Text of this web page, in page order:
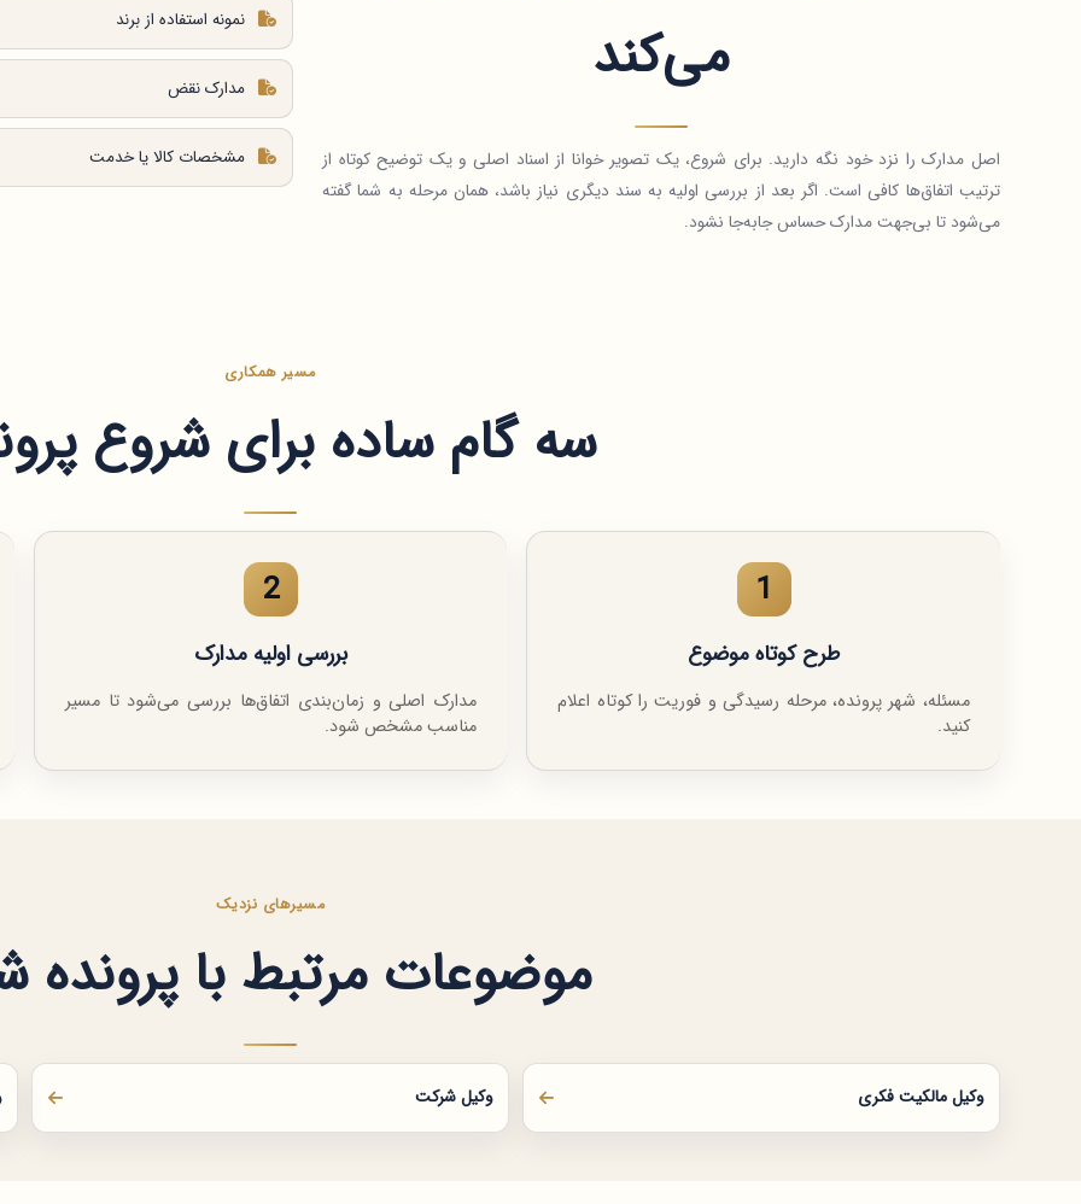
می‌کند
اصل مدارک را نزد خود نگه دارید. برای شروع، یک تصویر خوانا از اسناد اصلی و یک توضیح کوتاه از
ترتیب اتفاق‌ها کافی است. اگر بعد از بررسی اولیه به سند دیگری نیاز باشد، همان مرحله به شما گفته
می‌شود تا بی‌جهت مدارک حساس جابه‌جا نشود.
نمونه استفاده از برند
مدارک نقض
مشخصات کالا یا خدمت
مسیر همکاری
سه گام ساده برای شروع
1
طرح کوتاه موضوع
مسئله، شهر پرونده، مرحله رسیدگی و فوریت را کوتاه اعلام
کنید.
2
بررسی اولیه مدارک
مدارک اصلی و زمان‌بندی اتفاق‌ها بررسی می‌شود تا مسیر
مناسب مشخص شود.
مسیرهای نزدیک
موضوعات مرتبط با پرونده
وکیل مالکیت فکری وکیل شرکت